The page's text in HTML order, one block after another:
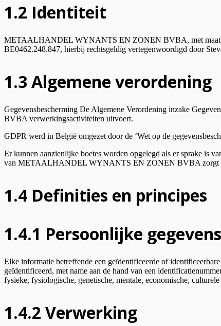
1.2 Identiteit
METAALHANDEL WYNANTS EN ZONEN BVBA, met
BE0462.248.847, hierbij rechtsgeldig vertegenwoordigd door
1.3 Algemene verordening
Gegevensbescherming De Algemene Verordening inzake
BVBA verwerkingsactiviteiten uitvoert.
GDPR werd in België omgezet door de ‘Wet op de
Er kunnen aanzienlijke boetes worden opgelegd als er sprake is
van METAALHANDEL WYNANTS EN ZONEN BVBA zorgt
1.4 Definities en principes
1.4.1 Persoonlijke gegevens
Elke informatie betreffende een geïdentificeerde of
geïdentificeerd, met name aan de hand van een
fysieke, fysiologische, genetische, mentale, economische,
1.4.2 Verwerking